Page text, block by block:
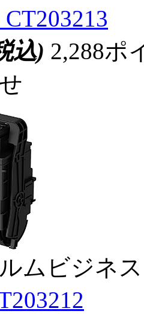
込) 2,288ポ
ムビジネ